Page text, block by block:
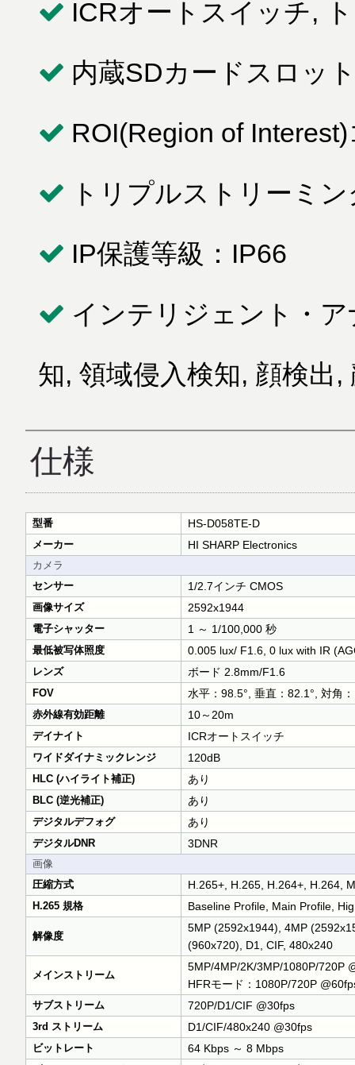
ICRオートスイッチ,
内蔵SDカードスロッ
ROI(Region of
トリプルストリーミン
IP保護等級：IP66
インテリジェント・
知, 領域侵入検知, 顔検出
仕様
型番 HS-D058TE-D
メーカー HI SHARP Electronics
カメラ
センサー
1/2.7インチ CMOS
画像サイズ 2592x1944
電子シャッター 1 ～ 1/100,000 秒
最低被写体照度 0.005 lux/ F1.6, 0 lux with IR
レンズ ボード 2.8mm/F1.6
FOV 水平：98.5°, 垂直：82.1°, 対角
赤外線有効距離 10～20m
デイナイト ICRオートスイッチ
ワイドダイナミックレンジ 120dB
HLC (ハイライト補正) あり
BLC (逆光補正) あり
デジタルデフォグ あり
デジタルDNR 3DNR
画像
圧縮方式
H.265+, H.265, H.264+, H.264,
H.265 規格 Baseline Profile, Main Profile,
解像度
5MP (2592x1944), 4MP
(960x720), D1, CIF, 480x240
メインストリーム
5MP/4MP/2K/3MP/1080P/720P
HFRモード：1080P/720P
サブストリーム 720P/D1/CIF @30fps
3rd ストリーム D1/CIF/480x240 @30fps
ビットレート 64 Kbps ～ 8 Mbps